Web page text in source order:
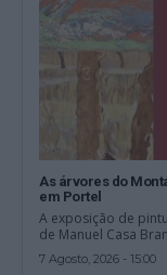
As árvores do
em Portel
A exposição de
de Manuel Casa
7 Agosto, 2026 - 15:00